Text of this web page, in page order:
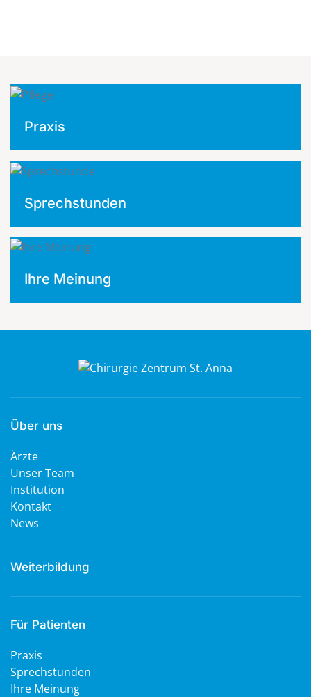
Praxis
Sprechstunden
Ihre Meinung
Über uns
Ärzte
Unser Team
Institution
Kontakt
News
Weiterbildung
Für Patienten
Praxis
Sprechstunden
Ihre Meinung